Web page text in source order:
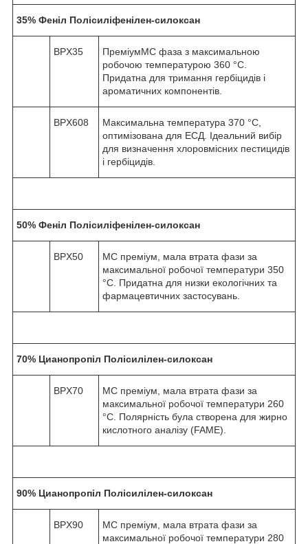
35% Феніл Полісиліфенілен-силоксан
BPX35
ПреміумМС фаза з максимальною
робочою температурою 360 °C.
Придатна для тримання гербіцидів і
ароматичних компонентів.
BPX608
Максимальна температура 370 °C,
оптимізована для ЕСД. Ідеальний вибір
для визначення хлоровмісних пестицидів
і гербіцидів.
50% Феніл Полісиліфенілен-силоксан
BPX50
МС преміум, мала втрата фази за
максимальної робочої температури 350
°C. Придатна для низки екологічних та
фармацевтичних застосувань.
70% Цианопропіл Полісилілен-силоксан
BPX70
МС преміум, мала втрата фази за
максимальної робочої температури 260
°C. Полярність була створена для жирно
кислотного аналізу (FAME).
90% Цианопропіл Полісилілен-силоксан
BPX90
МС преміум, мала втрата фази за
максимальної робочої температури 280